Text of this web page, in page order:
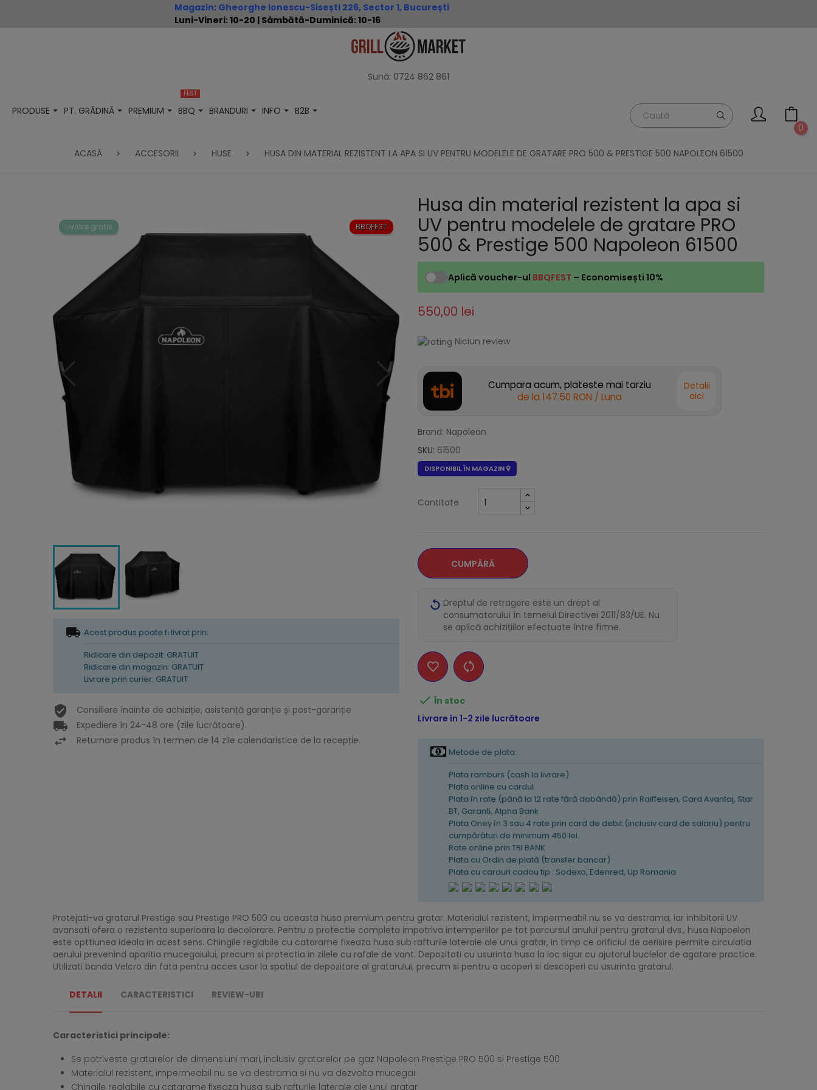
Magazin: Gheorghe Ionescu-Sisești 226, Sector 1, București
Luni-Vineri: 10-20 | Sâmbătă-Duminică: 10-16
Sună: 0724 862 861
PRODUSE PT. GRĂDINĂ PREMIUM BBQ
FEST
BRANDURI INFO
B2B
0
ACASĂ ACCESORII HUSE HUSA DIN MATERIAL REZISTENT LA APA SI UV PENTRU MODELELE DE GRATARE PRO 500 & PRESTIGE 500 NAPOLEON 61500
Acest produs poate fi livrat prin:
Ridicare din depozit: GRATUIT
Ridicare din magazin: GRATUIT
Livrare prin curier: GRATUIT
Consiliere înainte de achiziție, asistență garanție și post-garanție
Expediere în 24-48 ore (zile lucrătoare).
Returnare produs în termen de 14 zile calendaristice de la recepție.
BBQFEST
Livrare gratis
Husa din material rezistent la apa si
UV pentru modelele de gratare PRO
500 & Prestige 500 Napoleon 61500
Aplică voucher-ul BBQFEST – Economisești 10%
550,00 lei
Niciun review
Cumpara acum, plateste mai tarziu
de la 147.50 RON / Luna
Detalii
aici
Brand: Napoleon
SKU: 61500
DISPONIBIL ÎN MAGAZIN
Cantitate
CUMPĂRĂ
Dreptul de retragere este un drept al
consumatorului în temeiul Directivei 2011/83/UE. Nu
se aplică achizițiilor efectuate între firme.
 În stoc
Livrare în 1-2 zile lucrătoare
Metode de plata:
Plata ramburs (cash la livrare)
Plata online cu cardul
Plata în rate (pănă la 12 rate fără dobândă) prin Raiffeisen, Card Avantaj, Star
BT, Garanti, Alpha Bank
Plata Oney în 3 sau 4 rate prin card de debit (inclusiv card de salariu) pentru
cumpărături de minimum 450 lei.
Rate online prin TBI BANK
Plata cu Ordin de plată (transfer bancar)
Plata cu carduri cadou tip : Sodexo, Edenred, Up Romania
Protejati-va gratarul Prestige sau Prestige PRO 500 cu aceasta husa premium pentru gratar. Materialul rezistent, impermeabil nu se va destrama, iar inhibitorii UV
avansati ofera o rezistenta superioara la decolorare. Pentru o protectie completa impotriva intemperiilor pe tot parcursul anului pentru gratarul dvs., husa Napoelon
este opttiunea ideala in acest sens. Chingile reglabile cu catarame fixeaza husa sub rafturile laterale ale unui gratar, in timp ce orificiul de aerisire permite circulatia
aerului prevenind aparitia mucegaiului, precum si protectia in zilele cu rafale de vant. Depozitati cu usurinta husa la loc sigur cu ajutorul buclelor de agatare practice.
Utilizati banda Velcro din fata pentru acces usor la spatiul de depozitare al gratarului, precum si pentru a acoperi si descoperi cu usurinta gratarul.
DETALII CARACTERISTICI REVIEW-URI
Caracteristici principale:
Se potriveste gratarelor de dimensiuni mari, inclusiv gratarelor pe gaz Napoleon Prestige PRO 500 si Prestige 500
Materialul rezistent, impermeabil nu se va destrama si nu va dezvolta mucegai
Chingile reglabile cu catarame fixeaza husa sub rafturile laterale ale unui gratar